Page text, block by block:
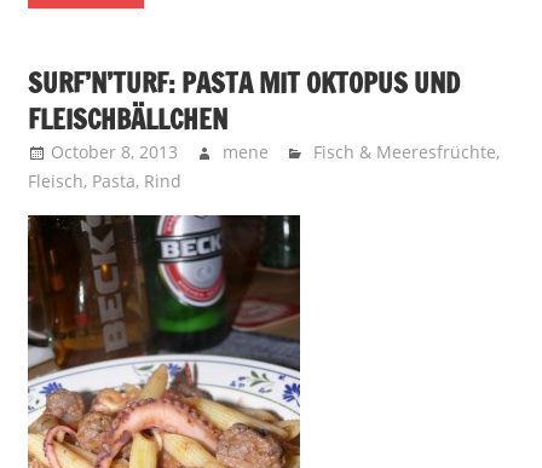
SURF’N’TURF: PASTA MIT OKTOPUS UND
FLEISCHBÄLLCHEN
October 8, 2013 mene Fisch & Meeresfrüchte,
Fleisch, Pasta, Rind